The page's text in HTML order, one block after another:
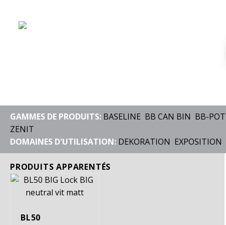
GAMMES DE PRODUITS: BASELINE BB CAN BIN BB-POT
ZENIT
DOMAINES D'UTILISATION: DEKORATION EXPOSITION
PRODUITS APPARENTÉS
BL50